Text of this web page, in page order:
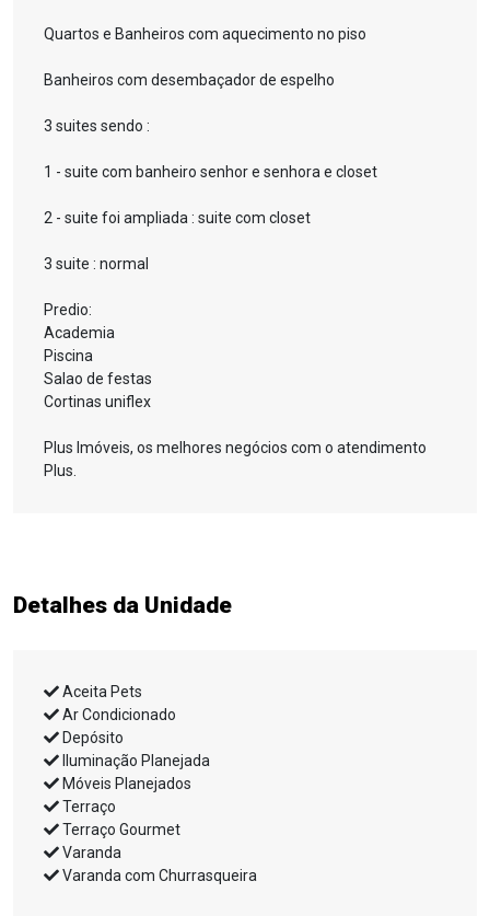
Quartos e Banheiros com aquecimento no piso
Banheiros com desembaçador de espelho
3 suites sendo :
1 - suite com banheiro senhor e senhora e closet
2 - suite foi ampliada : suite com closet
3 suite : normal
Predio:
Academia
Piscina
Salao de festas
Cortinas uniflex
Plus Imóveis, os melhores negócios com o atendimento
Plus.
Detalhes da Unidade
Aceita Pets
Ar Condicionado
Depósito
Iluminação Planejada
Móveis Planejados
Terraço
Terraço Gourmet
Varanda
Varanda com Churrasqueira